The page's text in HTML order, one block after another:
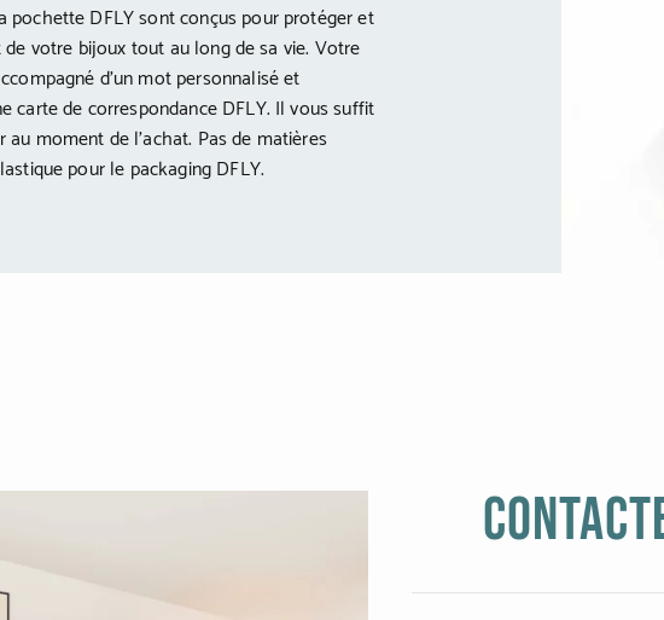
pochette DFLY sont conçus pour protéger et
de votre bijoux tout au long de sa vie. Votre
d’un mot personnalisé et
carte de correspondance DFLY. Il vous suffit
moment de l’achat. Pas de matières
pour le packaging DFLY.